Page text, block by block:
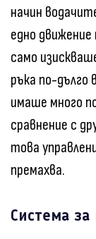
начин
едно
само
ръка по-дълго
имаше много
сравнение с
това
премахва.
Система